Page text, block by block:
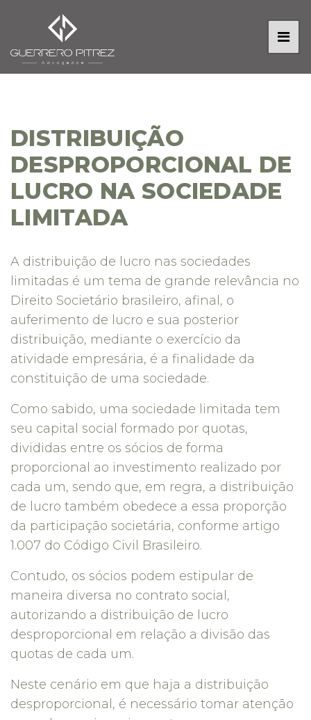
DISTRIBUIÇÃO
DESPROPORCIONAL DE
LUCRO NA SOCIEDADE
LIMITADA
A distribuição de lucro nas sociedades
limitadas é um tema de grande relevância no
Direito Societário brasileiro, afinal, o
auferimento de lucro e sua posterior
distribuição, mediante o exercício da
atividade empresária, é a finalidade da
constituição de uma sociedade.
Como sabido, uma sociedade limitada tem
seu capital social formado por quotas,
divididas entre os sócios de forma
proporcional ao investimento realizado por
cada um, sendo que, em regra, a distribuição
de lucro também obedece a essa proporção
da participação societária, conforme artigo
1.007 do Código Civil Brasileiro.
Contudo, os sócios podem estipular de
maneira diversa no contrato social,
autorizando a distribuição de lucro
desproporcional em relação a divisão das
quotas de cada um.
Neste cenário em que haja a distribuição
desproporcional, é necessário tomar atenção